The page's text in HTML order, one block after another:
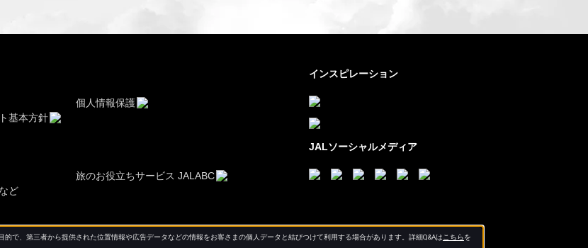
個人情報保護
基本方針
インスピレーション
旅のお役立ちサービス JALABC
ど
JALソーシャルメディア
で、第三者から提供された位置情報や広告データなどの情報をお客さまの個人データと結びつけて利用する場合があります。詳細Q&Aは こちらを